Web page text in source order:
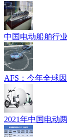
中国电动船舶行
AFS：今年全球
2021年中国电动